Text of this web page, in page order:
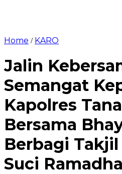
Home / KARO
Jalin
Semangat
Kapolres
Bersama
Berbagi
Suci